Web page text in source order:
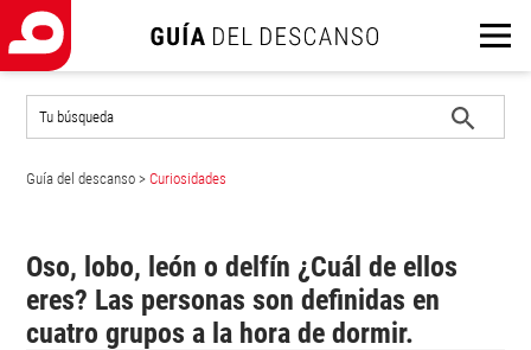
Buscar
en
sitio
búsqueda
Guía del descanso > Curiosidades
Oso, lobo, león o delfín ¿Cuál de ellos
eres? Las personas son definidas en
cuatro grupos a la hora de dormir.